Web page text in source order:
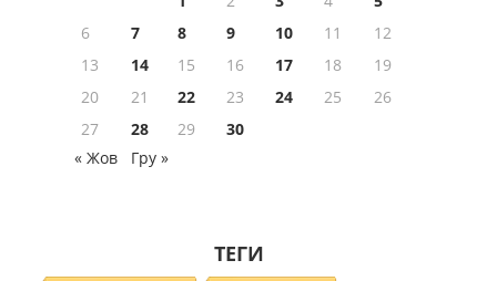
6
7 8 9 10 11
12
13
14 15 16 17 18
19
20
21 22 23 24 25
26
27
28 29
30
« Жов
Гру »
ТЕГИ